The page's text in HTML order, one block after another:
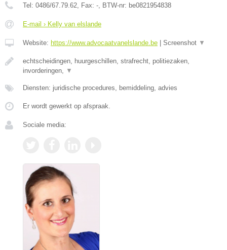
Tel: 0486/67.79.62, Fax: -, BTW-nr: be0821954838
E-mail › Kelly van elslande
Website: https://www.advocaatvanelslande.be Screenshot ▼
echtscheidingen, huurgeschillen, strafrecht, politiezaken,
invorderingen, ▼
Diensten: juridische procedures, bemiddeling, advies
Er wordt gewerkt op afspraak.
Sociale media: